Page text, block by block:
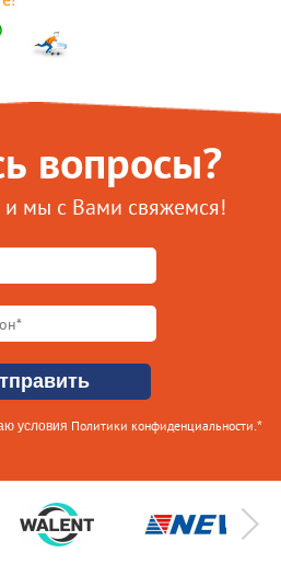
вопросы?
и мы с Вами свяжемся!
условия Политики конфиденциальности .*